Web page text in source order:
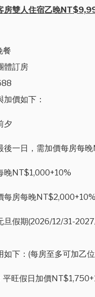
房雙人住宿乙晚NT$
餐
體訂房
價如下：
夕
後一日，需加價每房每
晚NT$1,000+10%
每房每晚NT$2,000+10%
旦假期(2026/12/31-
如下：(每房至多可加乙
平旺假日加價